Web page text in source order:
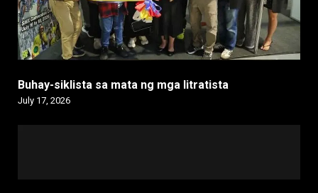
Buhay-siklista sa mata ng mga litratista
July 17, 2026